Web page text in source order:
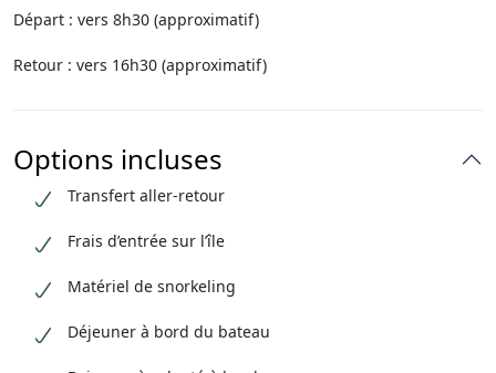
Départ : vers 8h30 (approximatif)
Retour : vers 16h30 (approximatif)
Options incluses
Transfert aller-retour
Frais d’entrée sur l’île
Matériel de snorkeling
Déjeuner à bord du bateau